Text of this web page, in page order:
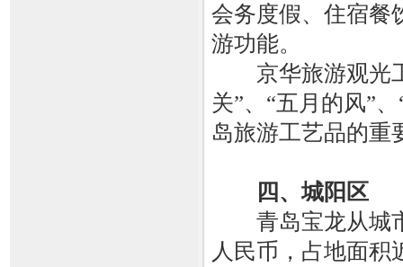
会务度假、住宿餐
游功能。
京华旅游观光工
关”、“五月的风”
岛旅游工艺品的重
四、城阳区
青岛宝龙从城市
人民币，占地面积